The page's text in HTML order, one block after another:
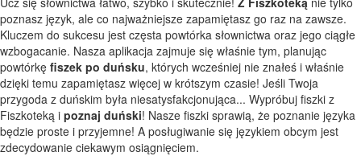
poznasz język, ale co najważniejsze zapamiętasz go raz na zawsze.
Kluczem do sukcesu jest częsta powtórka słownictwa oraz jego ciągłe
wzbogacanie. Nasza aplikacja zajmuje się właśnie tym, planując
powtórkę fiszek po duńsku, których wcześniej nie znałeś i właśnie
dzięki temu zapamiętasz więcej w krótszym czasie! Jeśli Twoja
przygoda z duńskim była niesatysfakcjonująca... Wypróbuj fiszki z
Fiszkoteką i poznaj duński! Nasze fiszki sprawią, że poznanie języka
będzie proste i przyjemne! A posługiwanie się językiem obcym jest
zdecydowanie ciekawym osiągnięciem.